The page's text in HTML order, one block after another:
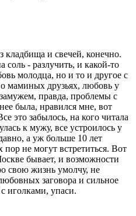
кладбища и свечей, конечно.
соль - разлучить, и какой-то
молодца, но и то и другое с
маминых друзьях, любовь у
правда, проблемы с
была, нравился мне, вот
это забылось, на кого читала
к мужу, все устроилось у
а уж больше 10 лет
не могут встретиться. Вот
бывает, и возможности
свою жизнь умолчу, не
заговора и сильное
иголками, упаси.